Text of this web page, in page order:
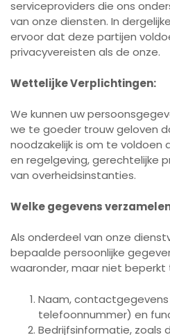
serviceproviders die ons
van onze diensten. In
ervoor dat deze partijen
privacyvereisten als de onze.
Wettelijke Verplichtingen:
We kunnen uw
we te goeder trouw geloven
noodzakelijk is om te voldoen
en regelgeving, gerechtelijke
van overheidsinstanties.
Welke gegevens
Als onderdeel van onze
bepaalde persoonlijke
waaronder, maar niet beperkt
Naam,
telefoonnummer) en
Bedrijfsinformatie, zoals